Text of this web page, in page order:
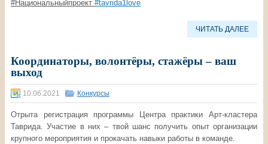
#Национальныйпроект #tavrida1love
ЧИТАТЬ ДАЛЕЕ
Координаторы, волонтёры, стажёры – ваш
выход
10.06.2021 Конкурсы
Отрыта регистрация программы Центра практики Арт-кластера
Таврида. Участие в них – твой шанс получить опыт организации
крупного мероприятия и прокачать навыки работы в команде.